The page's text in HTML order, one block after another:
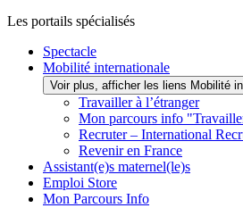
Les portails spécialisés
Spectacle
Mobilité internationale
Voir plus, afficher les liens Mobilité
Travailler à l’étranger
Mon parcours info
Recruter – International
Revenir en France
Assistant(e)s maternel(le)s
Emploi Store
Mon Parcours Info